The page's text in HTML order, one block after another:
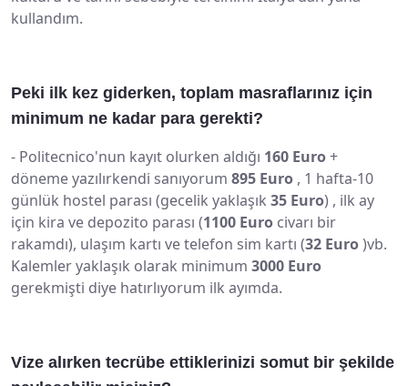
kullandım.
Peki ilk kez giderken, toplam masraflarınız için
minimum ne kadar para gerekti?
- Politecnico'nun kayıt olurken aldığı 160 Euro+
döneme yazılırkendi sanıyorum 895 Euro , 1 hafta-10
günlük hostel parası (gecelik yaklaşık 35 Euro) , ilk ay
için kira ve depozito parası (1100 Euro civarı bir
rakamdı), ulaşım kartı ve telefon sim kartı (32 Euro)vb.
Kalemler yaklaşık olarak minimum 3000 Euro
gerekmişti diye hatırlıyorum ilk ayımda.
Vize alırken tecrübe ettiklerinizi somut bir şekilde